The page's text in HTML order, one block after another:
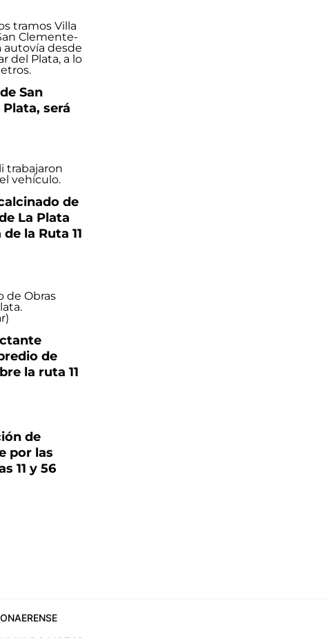
San
será
de
La Plata
la Ruta 11
de
la ruta 11
de
por las
11 y 56